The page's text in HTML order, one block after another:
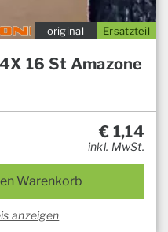
Ersatzteil
original
16 St Amazone
€ 1,14
inkl. MwSt.
Warenkorb
anzeigen